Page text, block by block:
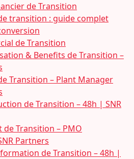
de Transition
transition : guide complet
de Transition
& Benefits de Transition –
Transition – Plant Manager
de Transition – 48h | SNR
Transition – PMO
Partners
de Transition – 48h |